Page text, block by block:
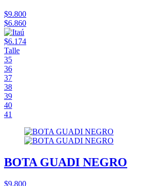
$9.800
$6.860
$6.174
Talle
35
36
37
38
39
40
41
BOTA GUADI NEGRO
$9.800